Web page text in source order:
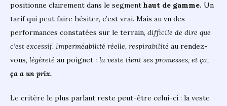
positionne clairement dans le segment haut de gamme. Un
tarif qui peut faire hésiter, c’est vrai. Mais au vu des
performances constatées sur le terrain, difficile de dire que
c’est excessif. Imperméabilité réelle, respirabilité au rendez-
vous, légèreté au poignet : la veste tient ses promesses, et ça,
ça a un prix.
Le critère le plus parlant reste peut-être celui-ci : la veste